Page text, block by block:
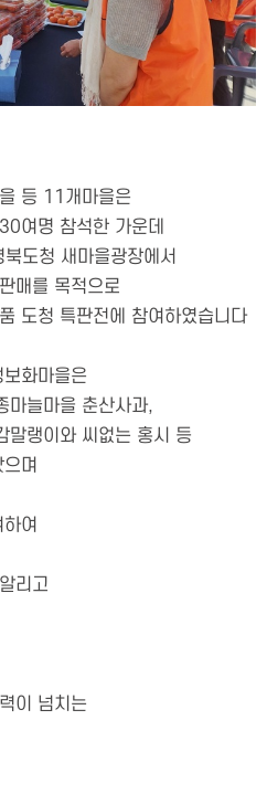
등 11개마을은
여명 참석한 가운데
도청 새마을광장에서
매를 목적으로
도청 특판전에 참여하였습니다
화마을은
마늘마을 춘산사과,
말랭이와 씨없는 홍시 등
며
여
리고
이 넘치는